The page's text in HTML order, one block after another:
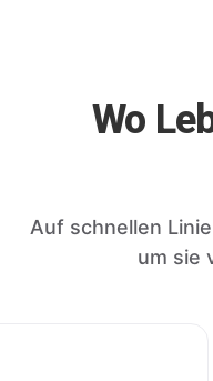
Wo
Auf schnellen
um sie